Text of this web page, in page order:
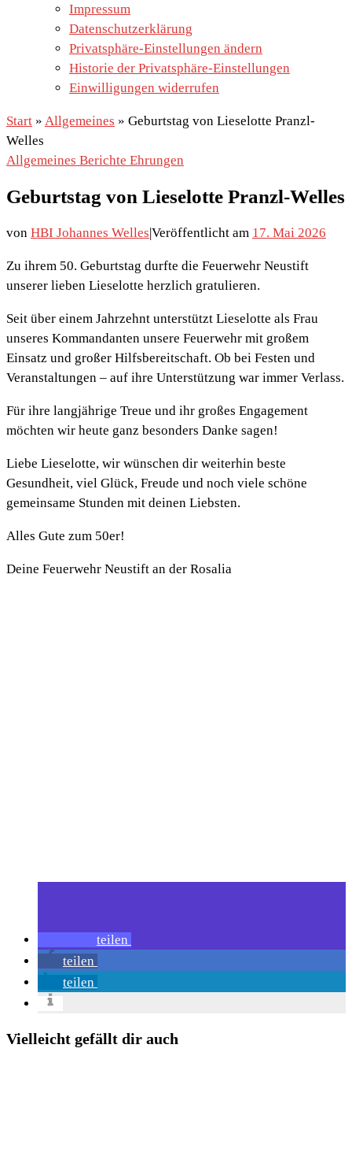
Impressum
Datenschutzerklärung
Privatsphäre-Einstellungen ändern
Historie der Privatsphäre-Einstellungen
Einwilligungen widerrufen
Start » Allgemeines » Geburtstag von Lieselotte Pranzl-
Welles
Allgemeines Berichte Ehrungen
Geburtstag von Lieselotte Pranzl-Welles
von HBI Johannes Welles|Veröffentlicht am 17. Mai 2026
Zu ihrem 50. Geburtstag durfte die Feuerwehr Neustift
unserer lieben Lieselotte herzlich gratulieren.
Seit über einem Jahrzehnt unterstützt Lieselotte als Frau
unseres Kommandanten unsere Feuerwehr mit großem
Einsatz und großer Hilfsbereitschaft. Ob bei Festen und
Veranstaltungen – auf ihre Unterstützung war immer Verlass.
Für ihre langjährige Treue und ihr großes Engagement
möchten wir heute ganz besonders Danke sagen!
Liebe Lieselotte, wir wünschen dir weiterhin beste
Gesundheit, viel Glück, Freude und noch viele schöne
gemeinsame Stunden mit deinen Liebsten.
Alles Gute zum 50er!
Deine Feuerwehr Neustift an der Rosalia
teilen
teilen
teilen
Vielleicht gefällt dir auch